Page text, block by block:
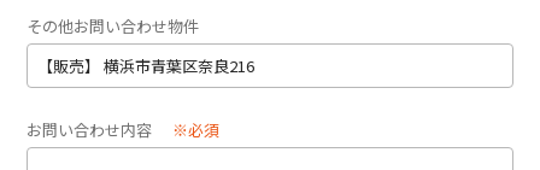
その他お問い合わせ物件
お問い合わせ内容 ※必須